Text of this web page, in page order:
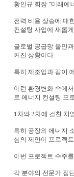
황인규 회장 "미래에
전력 비용 상승에 대
컨설팅 사업에 새롭
글로벌 공급망 불안
커진 상황이다.
특히 제조업과 같이
이런 환경변화 속에서
로 에너지 컨설팅 프
1차와 2차에 걸친 치
특히 공장의 에너지
심의 제안이 프로젝
이번 프로젝트 수주
각 분야의 전문가 집